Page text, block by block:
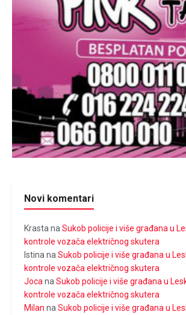
Novi komentari
Krasta na Sukob policije i više građana u
kontrole vozača električnog skutera
Istina na Sukob policije i više građana u
kontrole vozača električnog skutera
Joca na Sukob policije i više građana u
kontrole vozača električnog skutera
Milan na Sukob policije i više građana u